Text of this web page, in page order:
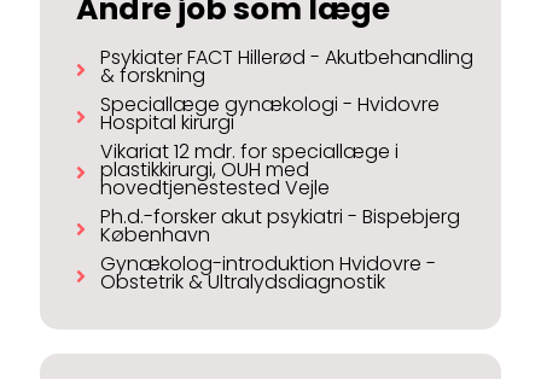
Andre job som læge
Psykiater FACT Hillerød - Akutbehandling
& forskning
Speciallæge gynækologi - Hvidovre
Hospital kirurgi
Vikariat 12 mdr. for speciallæge i
plastikkirurgi, OUH med
hovedtjenestested Vejle
Ph.d.-forsker akut psykiatri - Bispebjerg
København
Gynækolog-introduktion Hvidovre -
Obstetrik & Ultralydsdiagnostik